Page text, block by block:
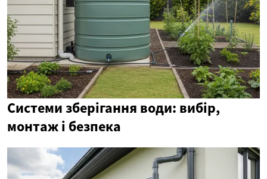
Системи зберігання води: вибір,
монтаж і безпека